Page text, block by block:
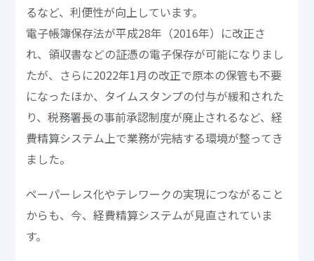
るなど、利便性が向上しています。
電子帳簿保存法が平成28年（2016年）に改正さ
れ、領収書などの証憑の電子保存が可能になりまし
たが、さらに2022年1月の改正で原本の保管も不要
になったほか、タイムスタンプの付与が緩和された
り、税務署長の事前承認制度が廃止されるなど、経
費精算システム上で業務が完結する環境が整ってき
ました。
ペーパーレス化やテレワークの実現につながること
からも、今、経費精算システムが見直されていま
す。